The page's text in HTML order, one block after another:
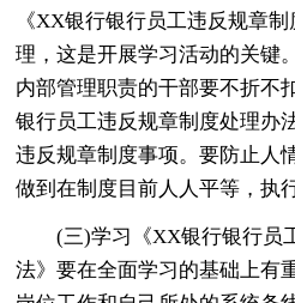
《XX银行银行员工违反规章
理，这是开展学习活动的关键
内部管理职责的干部要不折不
银行员工违反规章制度处理办
违反规章制度事项。要防止人
做到在制度目前人人平等，执
(三)学习《XX银行银行员
法》要在全面学习的基础上有